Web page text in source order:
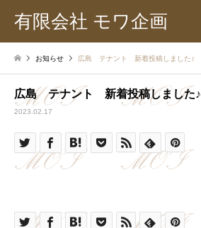
有限会社 モワ企画
お知らせ 広島 テナント 新着投稿しました♪
広島 テナント 新着投稿しました♪
2023.02.17